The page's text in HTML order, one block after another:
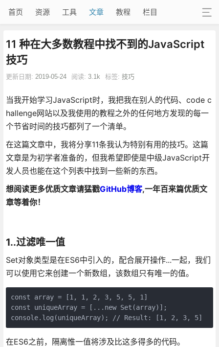
首页 资源 工具 文章 教程 栏目
11 种在大多数教程中找不到的JavaScript
技巧
更新日期: 2019-05-24 阅读: 3.1k 标签: 技巧
当我开始学习JavaScript时，我把我在别人的代码、code c
hallenge网站以及我使用的教程之外的任何地方发现的每一
个节省时间的技巧都列了一个清单。
在这篇文章中，我将分享11条我认为特别有用的技巧。这篇
文章是为初学者准备的，但我希望即使是中级JavaScript开
发人员也能在这个列表中找到一些新的东西。
想阅读更多优质文章请猛戳GitHub博客,一年百来篇优质文
章等着你！
1..过滤唯一值
Set对象类型是在ES6中引入的，配合展开操作...一起，我们
可以使用它来创建一个新数组，该数组只有唯一的值。
const array = [1, 1, 2, 3, 5, 5, 1]
const uniqueArray = [...new Set(array)];
在ES6之前，隔离惟一值将涉及比这多得多的代码。